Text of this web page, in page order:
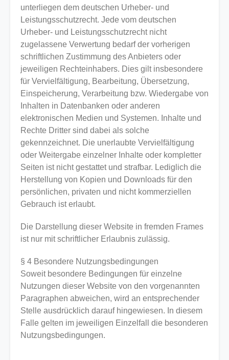
unterliegen dem deutschen Urheber- und
Leistungsschutzrecht. Jede vom deutschen
Urheber- und Leistungsschutzrecht nicht
zugelassene Verwertung bedarf der vorherigen
schriftlichen Zustimmung des Anbieters oder
jeweiligen Rechteinhabers. Dies gilt insbesondere
für Vervielfältigung, Bearbeitung, Übersetzung,
Einspeicherung, Verarbeitung bzw. Wiedergabe von
Inhalten in Datenbanken oder anderen
elektronischen Medien und Systemen. Inhalte und
Rechte Dritter sind dabei als solche
gekennzeichnet. Die unerlaubte Vervielfältigung
oder Weitergabe einzelner Inhalte oder kompletter
Seiten ist nicht gestattet und strafbar. Lediglich die
Herstellung von Kopien und Downloads für den
persönlichen, privaten und nicht kommerziellen
Gebrauch ist erlaubt.
Die Darstellung dieser Website in fremden Frames
ist nur mit schriftlicher Erlaubnis zulässig.
§ 4 Besondere Nutzungsbedingungen
Soweit besondere Bedingungen für einzelne
Nutzungen dieser Website von den vorgenannten
Paragraphen abweichen, wird an entsprechender
Stelle ausdrücklich darauf hingewiesen. In diesem
Falle gelten im jeweiligen Einzelfall die besonderen
Nutzungsbedingungen.